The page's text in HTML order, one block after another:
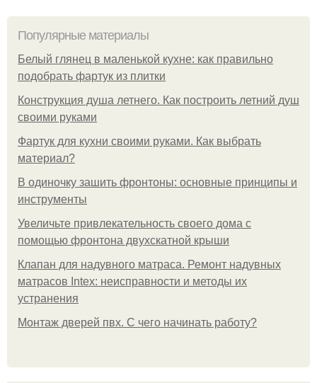
Популярные материалы
Белый глянец в маленькой кухне: как правильно
подобрать фартук из плитки
Конструкция душа летнего. Как построить летний душ
своими руками
Фартук для кухни своими руками. Как выбрать
материал?
В одиночку зашить фронтоны: основные принципы и
инструменты
Увеличьте привлекательность своего дома с
помощью фронтона двухскатной крыши
Клапан для надувного матраса. Ремонт надувных
матрасов Intex: неисправности и методы их
устранения
Монтаж дверей пвх. С чего начинать работу?